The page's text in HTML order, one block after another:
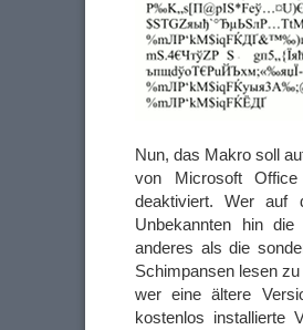
Nun, das Makro soll
von Microsoft
deaktiviert. Wer auf
Unbekannten hin
anderes als die
Schimpansen lesen
wer eine ältere
kostenlos installierte